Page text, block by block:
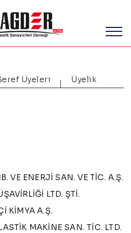
Üyeleri Üyelik
VE ENERJİ SAN. VE TİC. A.Ş.
LTD. ŞTİ.
KİMYA A.Ş.
MAKİNE SAN. TİC. LTD.